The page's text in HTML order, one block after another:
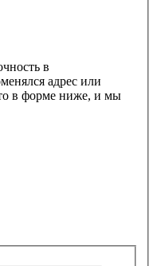
в
адрес или
в форме ниже, и мы